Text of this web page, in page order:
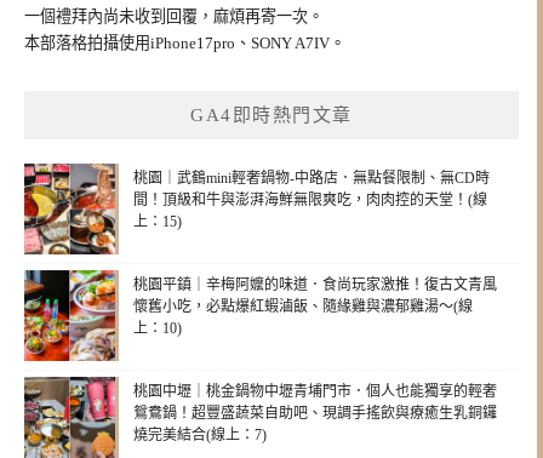
一個禮拜內尚未收到回覆，麻煩再寄一次。
本部落格拍攝使用iPhone17pro、SONY A7IV。
GA4即時熱門文章
桃園｜武鶴mini輕奢鍋物-中路店．無點餐限制、無CD時
間！頂級和牛與澎湃海鮮無限爽吃，肉肉控的天堂！(線
上：15)
桃園平鎮｜辛梅阿嬤的味道．食尚玩家激推！復古文青風
懷舊小吃，必點爆紅蝦滷飯、隨緣雞與濃郁雞湯～(線
上：10)
桃園中壢｜桃金鍋物中壢青埔門市．個人也能獨享的輕奢
鴛鴦鍋！超豐盛蔬菜自助吧、現調手搖飲與療癒生乳銅鑼
燒完美結合(線上：7)